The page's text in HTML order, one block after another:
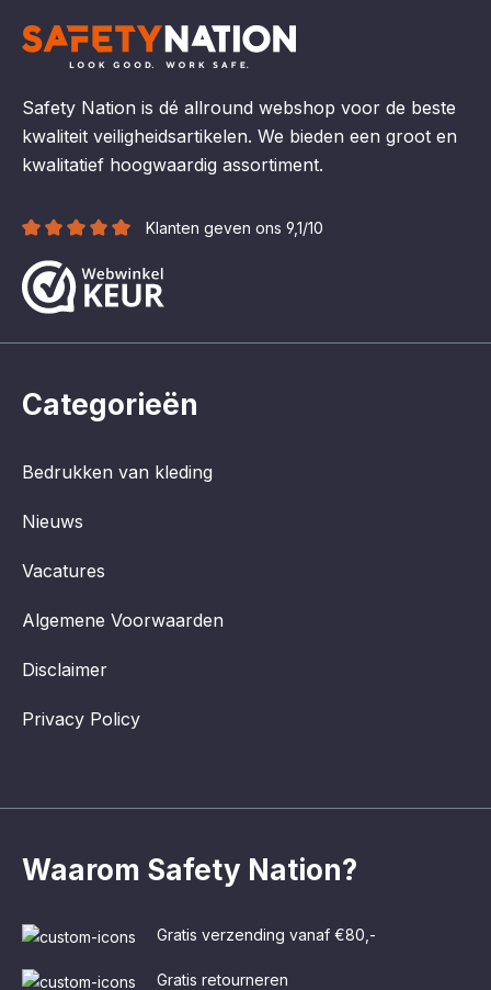
Safety Nation is dé allround webshop voor de beste
kwaliteit veiligheidsartikelen. We bieden een groot en
kwalitatief hoogwaardig assortiment.
Klanten geven ons 9,1/10
Waarom Safety Nation?
Gratis verzending vanaf €80,-
Gratis retourneren
Categorieën
Bedrukken van kleding
Nieuws
Vacatures
Algemene Voorwaarden
Disclaimer
Privacy Policy